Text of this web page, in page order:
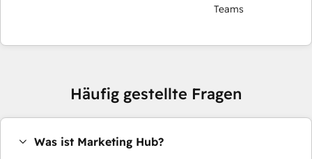
Teams
Häufig gestellte Fragen
Was ist Marketing Hub?